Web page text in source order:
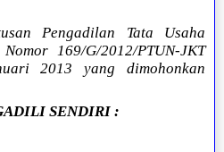
Pengadilan Tata Usaha
169/G/2012/PTUN-JKT
2013 yang dimohonkan
SENDIRI :